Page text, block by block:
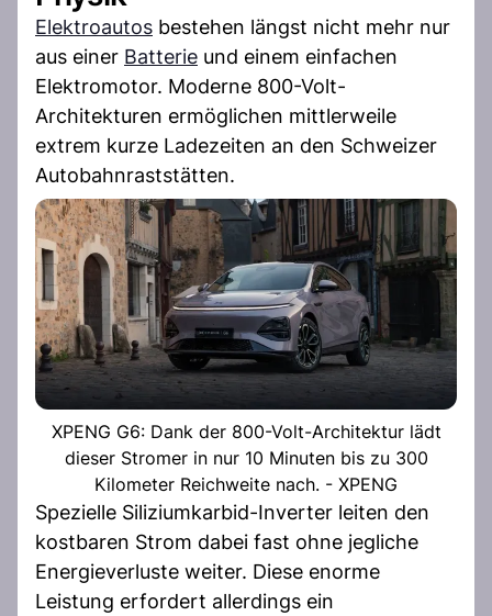
Elektroautos bestehen längst nicht mehr nur
aus einer Batterie und einem einfachen
Elektromotor. Moderne 800-Volt-
Architekturen ermöglichen mittlerweile
extrem kurze Ladezeiten an den Schweizer
Autobahnraststätten.
XPENG G6: Dank der 800-Volt-Architektur lädt
dieser Stromer in nur 10 Minuten bis zu 300
Kilometer Reichweite nach. - XPENG
Spezielle Siliziumkarbid-Inverter leiten den
kostbaren Strom dabei fast ohne jegliche
Energieverluste weiter. Diese enorme
Leistung erfordert allerdings ein